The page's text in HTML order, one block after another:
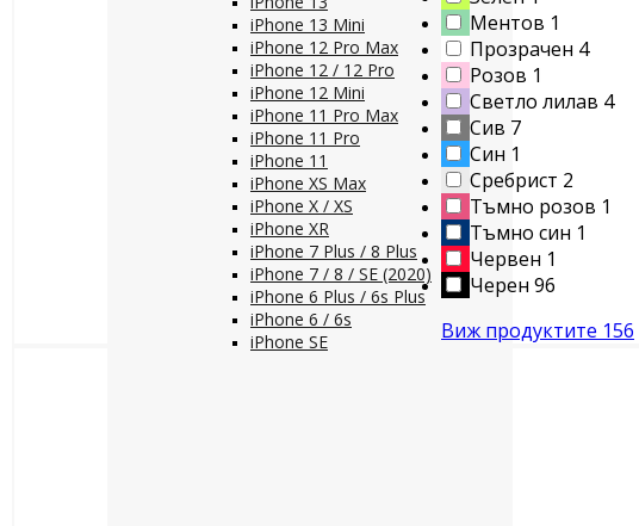
iPhone 13 Mini
iPhone 12 Pro Max
iPhone 12 / 12 Pro
iPhone 12 Mini
iPhone 11 Pro Max
iPhone 11 Pro
iPhone 11
iPhone XS Max
iPhone X / XS
iPhone XR
iPhone 7 Plus / 8 Plus
iPhone 7 / 8 / SE (2020)
iPhone 6 Plus / 6s Plus
iPhone 6 / 6s
iPhone SE
Ментов 1
Прозрачен 4
Розов 1
Светло лилав 4
Сив 7
Син 1
Сребрист 2
Тъмно розов 1
Тъмно син 1
Червен 1
Черен 96
Виж продуктите 156